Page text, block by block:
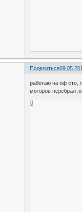
Поделиться
работаю на оф сто,
моторов перебрал
0